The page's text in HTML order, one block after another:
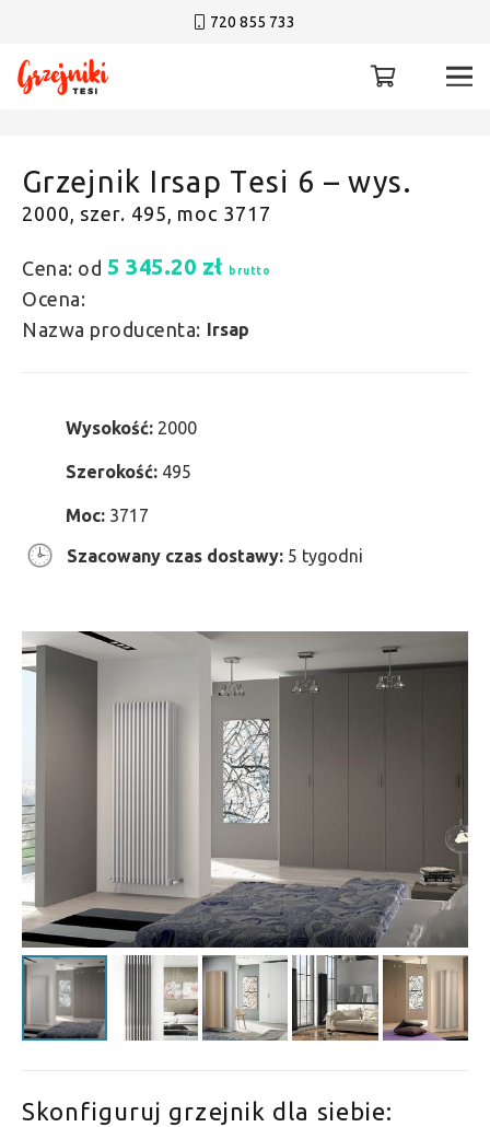
720 855 733
Grzejnik Irsap Tesi 6 – wys.
2000, szer. 495, moc 3717
Cena: od 5 345.20 zł brutto
Ocena:
Nazwa producenta: Irsap
Wysokość: 2000
Szerokość: 495
Moc: 3717
Szacowany czas dostawy: 5 tygodni
Skonfiguruj grzejnik dla siebie: